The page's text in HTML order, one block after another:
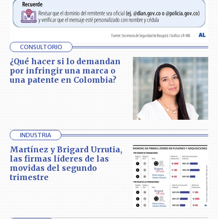
CONSULTORIO
¿Qué hacer si lo demandan
por infringir una marca o
una patente en Colombia?
INDUSTRIA
Martínez y Brigard Urrutia,
las firmas líderes de las
movidas del segundo
trimestre